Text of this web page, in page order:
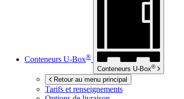
Conteneurs U-Box®
Conteneurs U-Box®
Retour au menu principal
Tarifs et renseignements